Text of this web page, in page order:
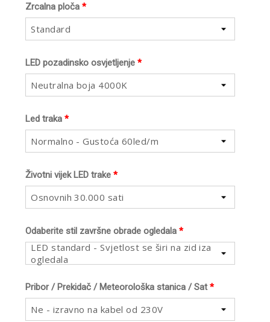
*
Zrcalna ploča
Standard
*
LED pozadinsko osvjetljenje
Neutralna boja 4000K
*
Led traka
Normalno - Gustoća 60led/m
*
Životni vijek LED trake
Osnovnih 30.000 sati
*
Odaberite stil završne obrade ogledala
LED standard - Svjetlost se širi na zid iza
ogledala
*
Pribor / Prekidač / Meteorološka stanica / Sat
Ne - izravno na kabel od 230V